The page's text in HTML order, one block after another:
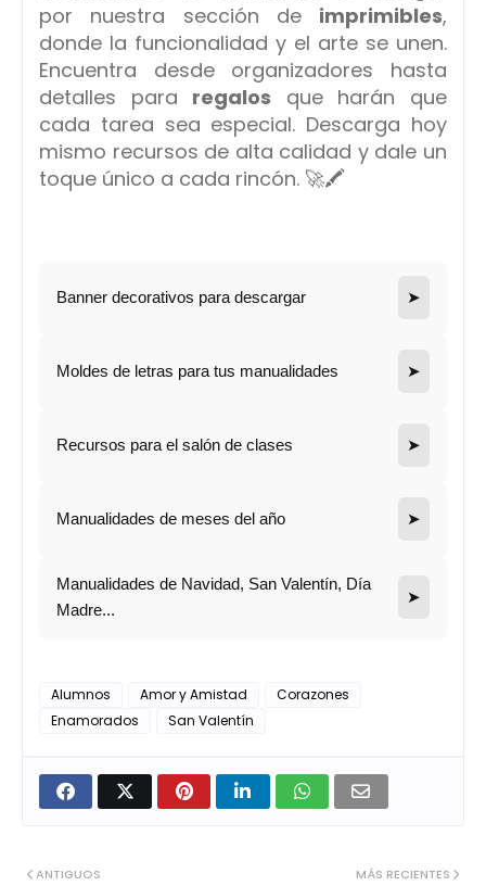
por nuestra sección de imprimibles,
donde la funcionalidad y el arte se unen.
Encuentra desde organizadores hasta
detalles para regalos que harán que
cada tarea sea especial. Descarga hoy
mismo recursos de alta calidad y dale un
toque único a cada rincón. 🚀🖍️
Banner decorativos para descargar ➤
Moldes de letras para tus manualidades ➤
Recursos para el salón de clases ➤
Manualidades de meses del año ➤
Manualidades de Navidad, San Valentín, Día
Madre...
➤
Alumnos Amor y Amistad
Corazones
Enamorados
San Valentín
MÁS RECIENTES
ANTIGUOS